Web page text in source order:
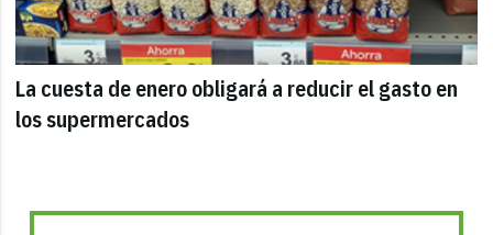
La cuesta de enero obligará a reducir el gasto en
los supermercados